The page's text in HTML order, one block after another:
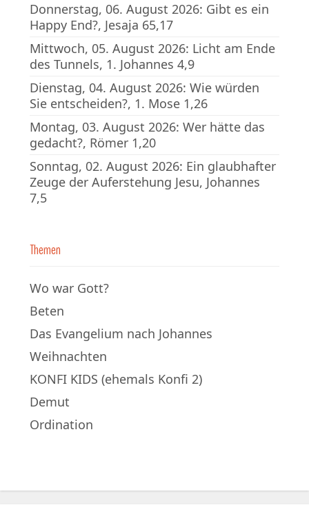
Donnerstag, 06. August 2026: Gibt es ein
Happy End?, Jesaja 65,17
Mittwoch, 05. August 2026: Licht am Ende
des Tunnels, 1. Johannes 4,9
Dienstag, 04. August 2026: Wie würden
Sie entscheiden?, 1. Mose 1,26
Montag, 03. August 2026: Wer hätte das
gedacht?, Römer 1,20
Sonntag, 02. August 2026: Ein glaubhafter
Zeuge der Auferstehung Jesu, Johannes
7,5
Themen
Wo war Gott?
Beten
Das Evangelium nach Johannes
Weihnachten
KONFI KIDS (ehemals Konfi 2)
Demut
Ordination